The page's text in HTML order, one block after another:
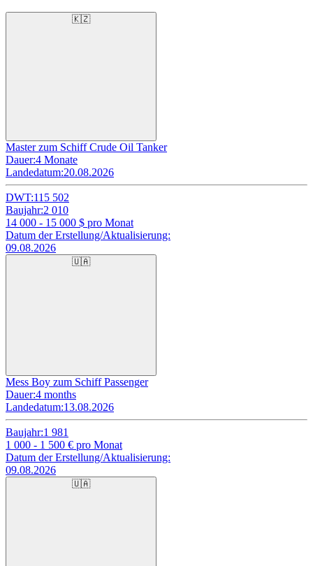
🇰🇿
Master zum Schiff Crude Oil Tanker
Dauer:4 Monate
Landedatum:20.08.2026
DWT:115 502
Baujahr:2 010
14 000 - 15 000 $ pro Monat
Datum der Erstellung/Aktualisierung:
09.08.2026
🇺🇦
Mess Boy zum Schiff Passenger
Dauer:4 months
Landedatum:13.08.2026
Baujahr:1 981
1 000 - 1 500 € pro Monat
Datum der Erstellung/Aktualisierung:
09.08.2026
🇺🇦